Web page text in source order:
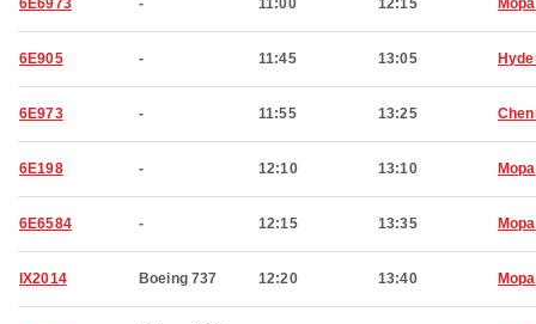
6E6973 - 11:00 12:15 Mopa
6E905 - 11:45 13:05
6E973 - 11:55 13:25
6E198 - 12:10 13:10 Mopa
6E6584 - 12:15 13:35 Mopa
IX2014 Boeing 737 12:20 13:40 Mopa